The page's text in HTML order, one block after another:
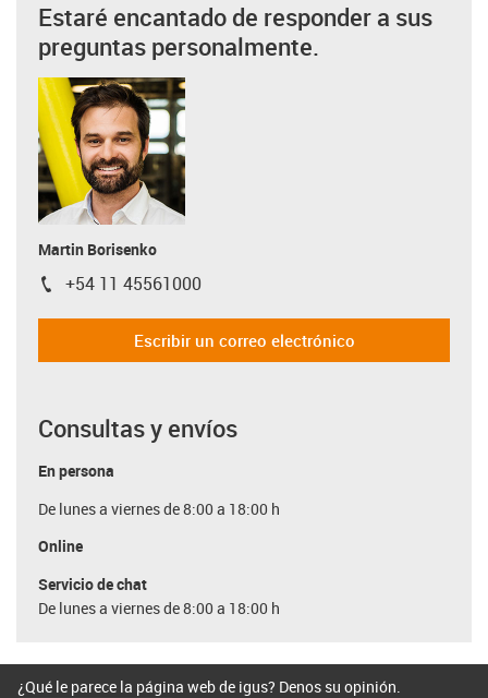
Estaré encantado de responder a sus
preguntas personalmente.
Martin Borisenko
igus-icon-phone
+54 11 45561000
Escribir un correo electrónico
Consultas y envíos
En persona
De lunes a viernes de 8:00 a 18:00 h
Online
Servicio de chat
De lunes a viernes de 8:00 a 18:00 h
¿Qué le parece la página web de igus? Denos su opinión.